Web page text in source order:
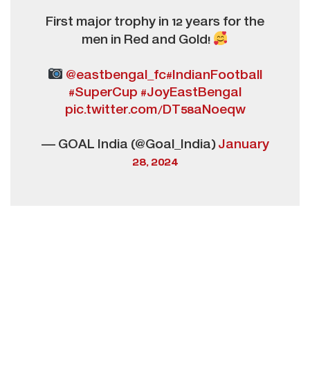
First major trophy in 12 years for the
men in Red and Gold!
@eastbengal_fc#IndianFootball
#SuperCup #JoyEastBengal
pic.twitter.com/DT58aNoeqw
— GOAL India (@Goal_India)January
28, 2024